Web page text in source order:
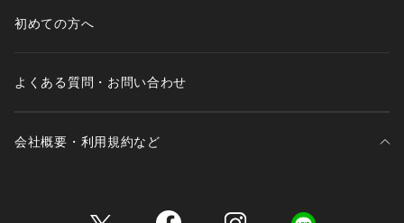
初めての方へ
よくある質問・お問い合わせ
会社概要・利用規約など